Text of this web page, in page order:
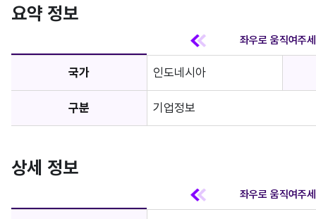
요약 정보
국가 인도네시아
구분 기업정보
상세 정보